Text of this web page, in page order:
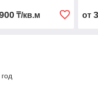
₸/кв.м от